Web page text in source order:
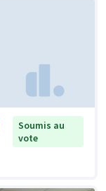
Soumis au
vote